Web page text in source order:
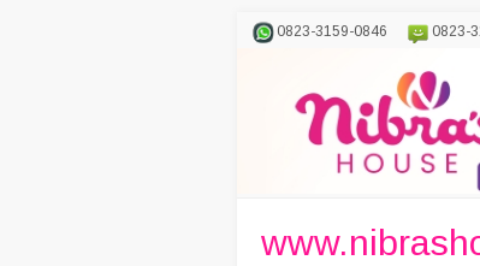
0823-3159-0846 0823-